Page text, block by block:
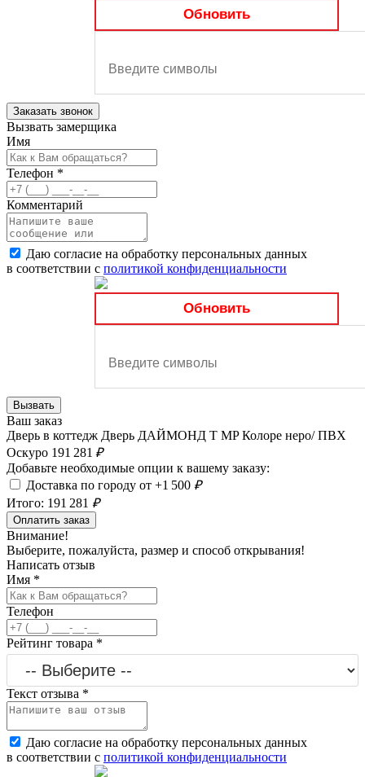
Обновить
Заказать звонок
Вызвать замерщика
Имя
Телефон *
Комментарий
Даю согласие на обработку персональных данных
в соответствии с политикой конфиденциальности
Обновить
Вызвать
Ваш заказ
Дверь в коттедж Дверь ДАЙМОНД T MP Колоре неро/ ПВХ
Оскуро 191 281 ₽
Добавьте необходимые опции к вашему заказу:
Доставка по городу от +1 500 ₽
Итого: 191 281 ₽
Оплатить заказ
Внимание!
Выберите, пожалуйста, размер и способ открывания!
Написать отзыв
Имя *
Телефон
Рейтинг товара *
Текст отзыва *
Даю согласие на обработку персональных данных
в соответствии с политикой конфиденциальности